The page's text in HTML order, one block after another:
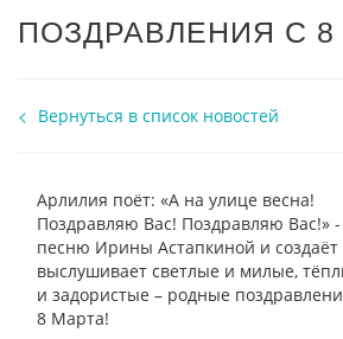
ПОЗДРАВЛЕНИЯ С 8
Вернуться в список новостей
Арлилия поёт: «А на улице весна!
Поздравляю Вас! Поздравляю Вас!» -
песню Ирины Астапкиной и создаёт
выслушивает светлые и милые,
и задористые – родные
8 Марта!